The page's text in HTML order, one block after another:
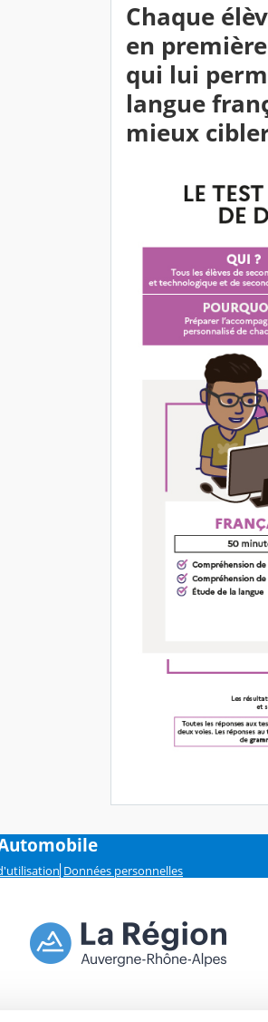
Chaque
en
qui lui
langue
mieux
Données personnelles